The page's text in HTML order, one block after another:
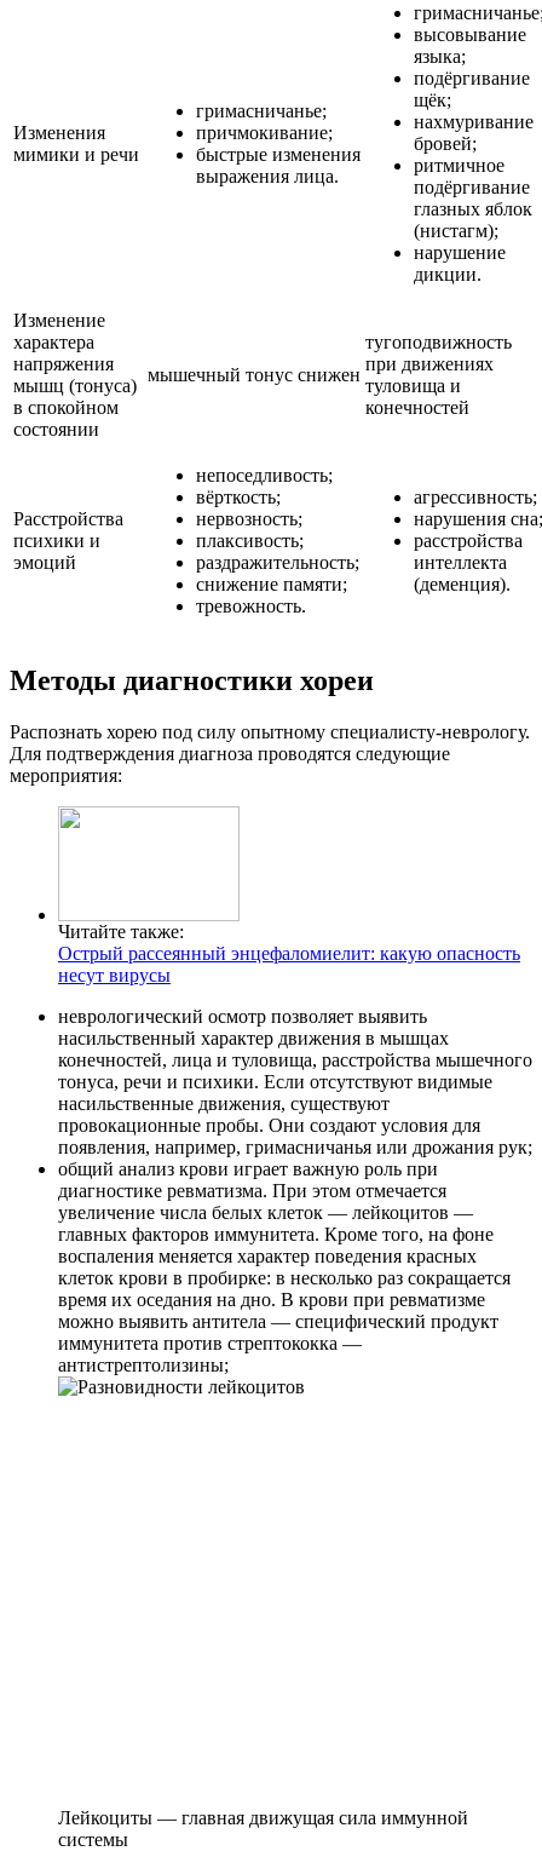
Изменения
мимики и речи
гримасничанье;
причмокивание;
быстрые изменения
выражения лица.
высовывание
языка;
подёргивание
щёк;
нахмуривание
бровей;
ритмичное
подёргивание
глазных яблок
(нистагм);
нарушение
дикции.
Изменение
характера
напряжения
мышц (тонуса)
в спокойном
состоянии
мышечный тонус снижен
тугоподвижность
при движениях
туловища и
конечностей
Расстройства
психики и
эмоций
непоседливость;
вёрткость;
нервозность;
плаксивость;
раздражительность;
снижение памяти;
тревожность.
агрессивность;
нарушения сна;
расстройства
интеллекта
(деменция).
Методы диагностики хореи
Распознать хорею под силу опытному специалисту-неврологу.
Для подтверждения диагноза проводятся следующие
мероприятия:
Читайте также:
Острый рассеянный энцефаломиелит: какую опасность
несут вирусы
неврологический осмотр позволяет выявить
насильственный характер движения в мышцах
конечностей, лица и туловища, расстройства мышечного
тонуса, речи и психики. Если отсутствуют видимые
насильственные движения, существуют
провокационные пробы. Они создают условия для
появления, например, гримасничанья или дрожания рук;
общий анализ крови играет важную роль при
диагностике ревматизма. При этом отмечается
увеличение числа белых клеток — лейкоцитов —
главных факторов иммунитета. Кроме того, на фоне
воспаления меняется характер поведения красных
клеток крови в пробирке: в несколько раз сокращается
время их оседания на дно. В крови при ревматизме
можно выявить антитела — специфический продукт
иммунитета против стрептококка —
антистрептолизины;
Лейкоциты — главная движущая сила иммунной
системы